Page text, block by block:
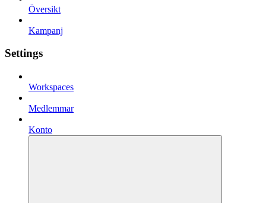
Översikt
Kampanj
Settings
Workspaces
Medlemmar
Konto